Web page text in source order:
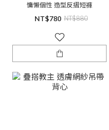
慵懶個性 造型反摺短褲
NT$780 NT$880